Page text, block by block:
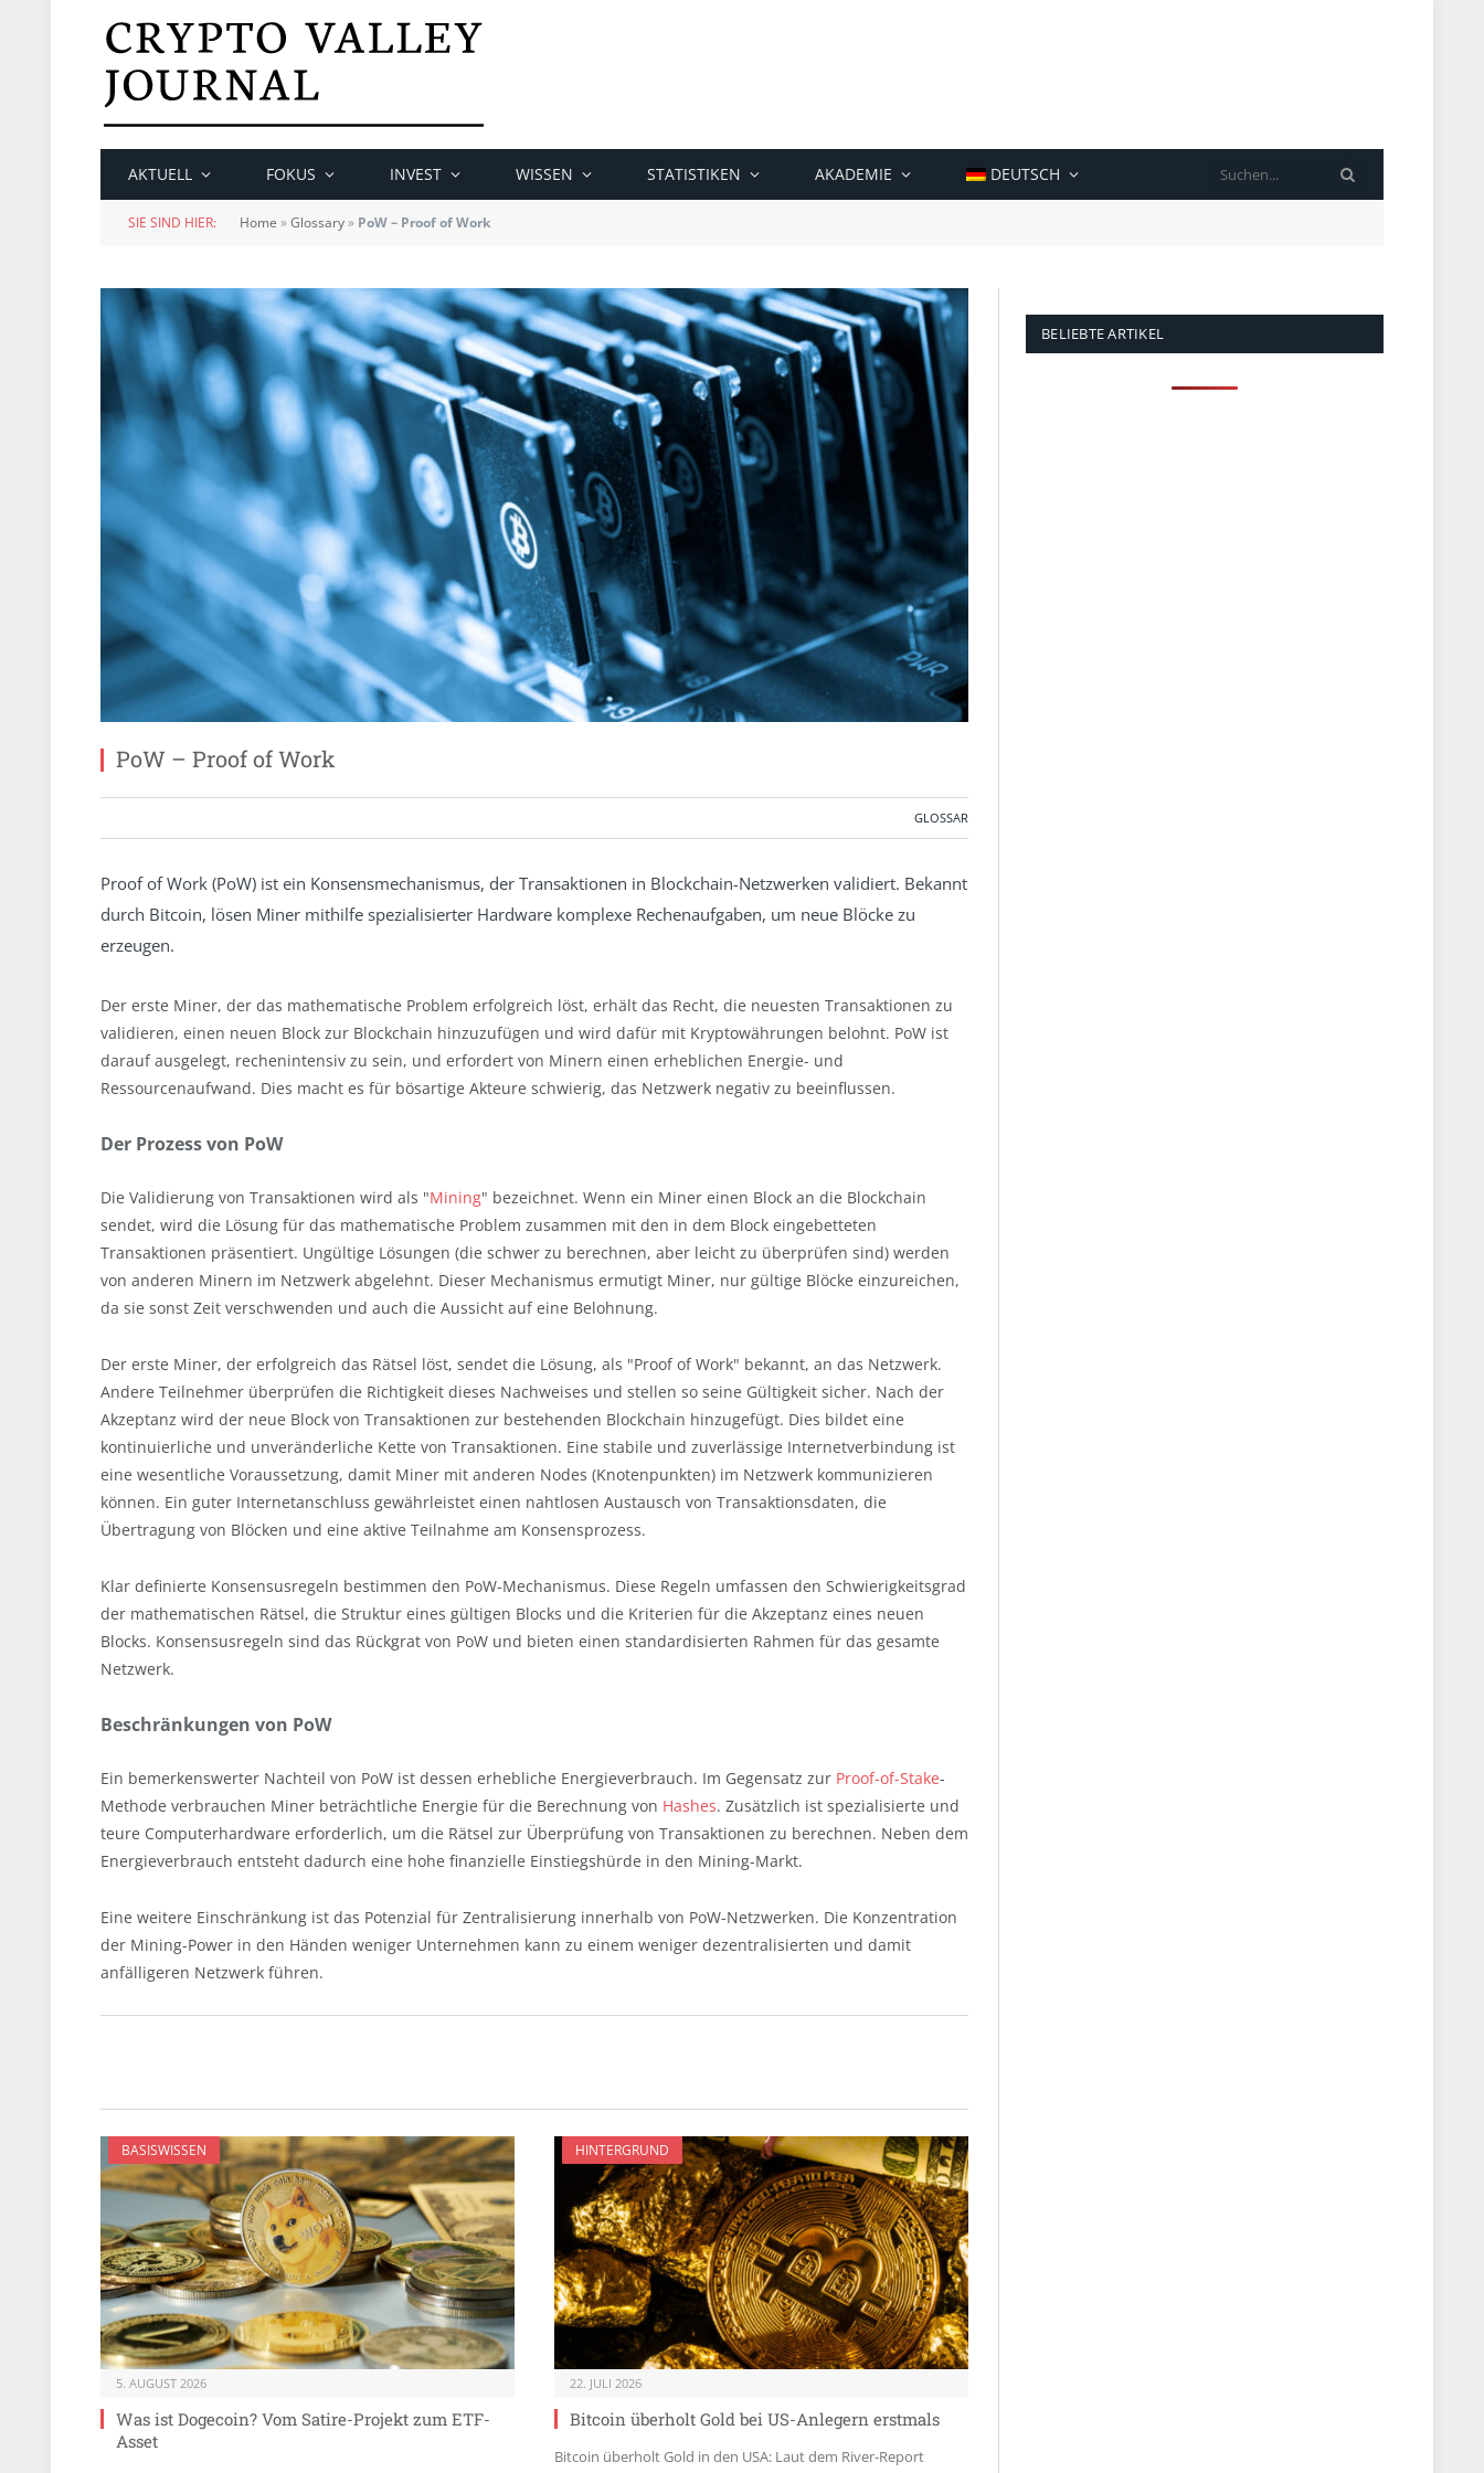
AKTUELL FOKUS INVEST WISSEN STATISTIKEN AKADEMIE DEUTSCH
SIE SIND HIER: Home »Glossary» PoW – Proof of Work
PoW – Proof of Work
GLOSSAR
Proof of Work (PoW) ist ein Konsensmechanismus, der Transaktionen in Blockchain-Netzwerken validiert. Bekannt
durch Bitcoin, lösen Miner mithilfe spezialisierter Hardware komplexe Rechenaufgaben, um neue Blöcke zu
erzeugen.
Der erste Miner, der das mathematische Problem erfolgreich löst, erhält das Recht, die neuesten Transaktionen zu
validieren, einen neuen Block zur Blockchain hinzuzufügen und wird dafür mit Kryptowährungen belohnt. PoW ist
darauf ausgelegt, rechenintensiv zu sein, und erfordert von Minern einen erheblichen Energie- und
Ressourcenaufwand. Dies macht es für bösartige Akteure schwierig, das Netzwerk negativ zu beeinflussen.
Der Prozess von PoW
Die Validierung von Transaktionen wird als "Mining" bezeichnet. Wenn ein Miner einen Block an die Blockchain
sendet, wird die Lösung für das mathematische Problem zusammen mit den in dem Block eingebetteten
Transaktionen präsentiert. Ungültige Lösungen (die schwer zu berechnen, aber leicht zu überprüfen sind) werden
von anderen Minern im Netzwerk abgelehnt. Dieser Mechanismus ermutigt Miner, nur gültige Blöcke einzureichen,
da sie sonst Zeit verschwenden und auch die Aussicht auf eine Belohnung.
Der erste Miner, der erfolgreich das Rätsel löst, sendet die Lösung, als "Proof of Work" bekannt, an das Netzwerk.
Andere Teilnehmer überprüfen die Richtigkeit dieses Nachweises und stellen so seine Gültigkeit sicher. Nach der
Akzeptanz wird der neue Block von Transaktionen zur bestehenden Blockchain hinzugefügt. Dies bildet eine
kontinuierliche und unveränderliche Kette von Transaktionen. Eine stabile und zuverlässige Internetverbindung ist
eine wesentliche Voraussetzung, damit Miner mit anderen Nodes (Knotenpunkten) im Netzwerk kommunizieren
können. Ein guter Internetanschluss gewährleistet einen nahtlosen Austausch von Transaktionsdaten, die
Übertragung von Blöcken und eine aktive Teilnahme am Konsensprozess.
Klar definierte Konsensusregeln bestimmen den PoW-Mechanismus. Diese Regeln umfassen den Schwierigkeitsgrad
der mathematischen Rätsel, die Struktur eines gültigen Blocks und die Kriterien für die Akzeptanz eines neuen
Blocks. Konsensusregeln sind das Rückgrat von PoW und bieten einen standardisierten Rahmen für das gesamte
Netzwerk.
Beschränkungen von PoW
Ein bemerkenswerter Nachteil von PoW ist dessen erhebliche Energieverbrauch. Im Gegensatz zur Proof-of-Stake-
Methode verbrauchen Miner beträchtliche Energie für die Berechnung von Hashes. Zusätzlich ist spezialisierte und
teure Computerhardware erforderlich, um die Rätsel zur Überprüfung von Transaktionen zu berechnen. Neben dem
Energieverbrauch entsteht dadurch eine hohe finanzielle Einstiegshürde in den Mining-Markt.
Eine weitere Einschränkung ist das Potenzial für Zentralisierung innerhalb von PoW-Netzwerken. Die Konzentration
der Mining-Power in den Händen weniger Unternehmen kann zu einem weniger dezentralisierten und damit
anfälligeren Netzwerk führen.
BASISWISSEN
5. AUGUST 2026
Was ist Dogecoin? Vom Satire-Projekt zum ETF-
Asset
HINTERGRUND
22. JULI 2026
Bitcoin überholt Gold bei US-Anlegern erstmals
Bitcoin überholt Gold in den USA: Laut dem River-Report
BELIEBTE ARTIKEL